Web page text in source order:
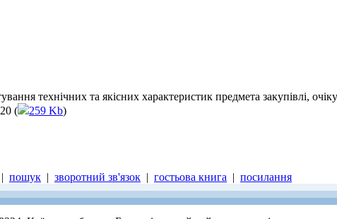
технічних та якісних характеристик предмета закупівлі,
(
259 Kb)
| пошук | зворотний зв'язок | гостьова книга | посилання